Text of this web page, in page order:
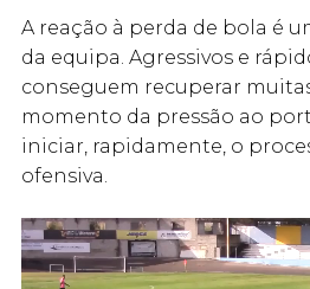
A reação à perda de bola é
da equipa. Agressivos e
conseguem recuperar
momento da pressão ao
iniciar, rapidamente, o
ofensiva.